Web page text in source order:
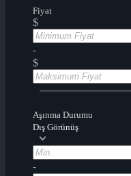
Fiyat
$
-
$
Aşınma Durumu
Dış Görünüş
-